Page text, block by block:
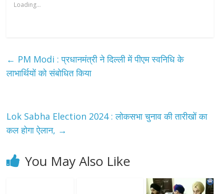
Loading...
← PM Modi : प्रधानमंत्री ने दिल्ली में पीएम स्वनिधि के
लाभार्थियों को संबोधित किया
Lok Sabha Election 2024 : लोकसभा चुनाव की तारीखों का
कल होगा ऐलान, →
You May Also Like